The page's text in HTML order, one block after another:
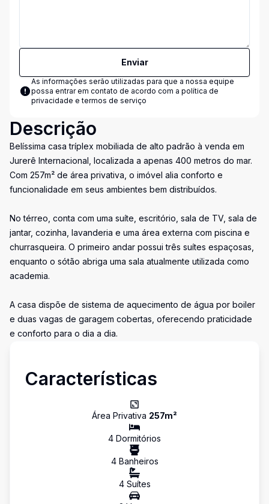
Enviar
As informações serão utilizadas para que a nossa equipe
possa entrar em contato de acordo com a política de
privacidade e termos de serviço
Descrição
Belíssima casa tríplex mobiliada de alto padrão à venda em
Jurerê Internacional, localizada a apenas 400 metros do mar.
Com 257m² de área privativa, o imóvel alia conforto e
funcionalidade em seus ambientes bem distribuídos.
No térreo, conta com uma suíte, escritório, sala de TV, sala de
jantar, cozinha, lavanderia e uma área externa com piscina e
churrasqueira. O primeiro andar possui três suítes espaçosas,
enquanto o sótão abriga uma sala atualmente utilizada como
academia.
A casa dispõe de sistema de aquecimento de água por boiler
e duas vagas de garagem cobertas, oferecendo praticidade
e conforto para o dia a dia.
Características
Área Privativa 257m²
4 Dormitórios
4Banheiros
4Suítes